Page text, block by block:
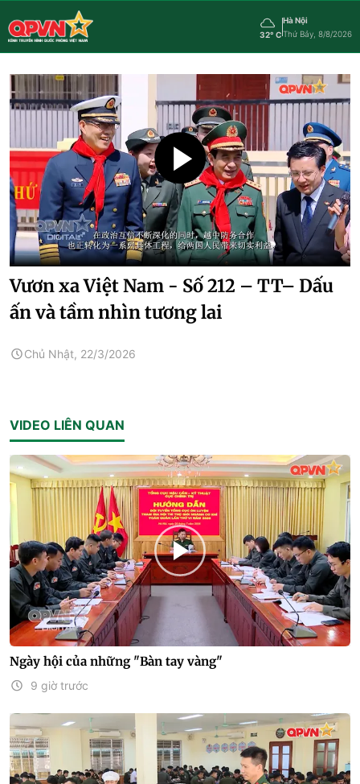
32° C
Hà Nội
Thứ Bảy, 8/8/2026
Vươn xa Việt Nam - Số 212 – TT– Dấu
ấn và tầm nhìn tương lai
Chủ Nhật, 22/3/2026
VIDEO LIÊN QUAN
Ngày hội của những "Bàn tay vàng"
9 giờ trước